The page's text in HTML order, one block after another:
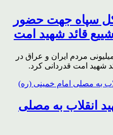
کل سپاه جهت حضور
قائد شهید امت
مردم ایران و عراق در
شهید امت قدردانی کرد.
انقلاب به مصلی